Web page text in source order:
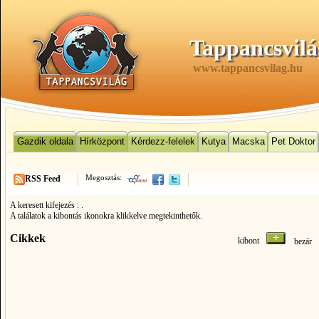
www.tappancsvilag.hu
Gazdik oldala Hírközpont Kérdezz-felelek Kutya Macska Pet Doktor
Megosztás:
RSS Feed
A keresett kifejezés : .
A találatok a kibontás ikonokra klikkelve megtekinthetők.
Cikkek kibont